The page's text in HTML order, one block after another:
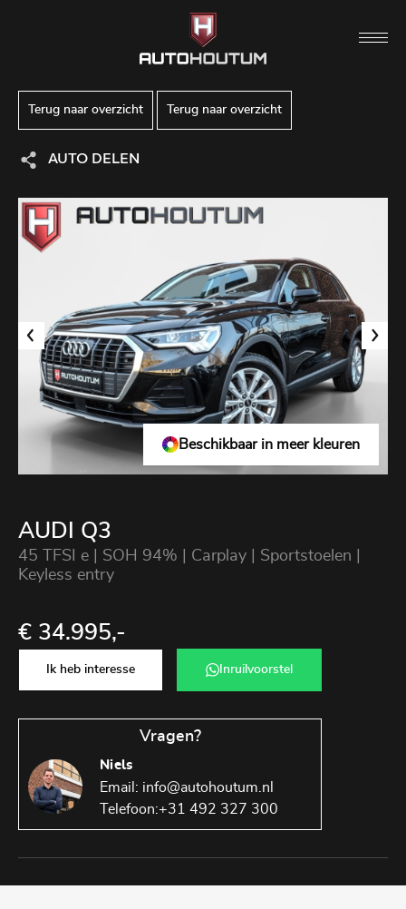
Terug naar overzicht Terug naar overzicht
AUTO DELEN
Beschikbaar in meer kleuren
AUDI Q3
45 TFSI e | SOH 94% | Carplay | Sportstoelen |
Keyless entry
€ 34.995,-
Ik heb interesse Inruilvoorstel
Vragen?
Niels
Email: info@autohoutum.nl
Telefoon:+31 492 327 300